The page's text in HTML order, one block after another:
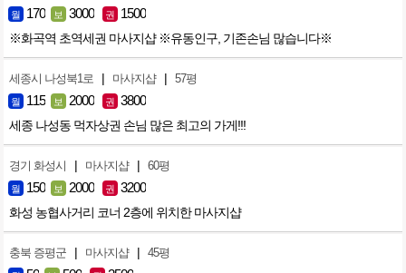
월 170 보 3000 권 1500
※화곡역 초역세권 마사지샵 ※유동인구, 기존손님 많습니다※
세종시 나성북1로 | 마사지샵 | 57평
월 115 보 2000 권 3800
세종 나성동 먹자상권 손님 많은 최고의 가게!!!
경기 화성시 | 마사지샵 | 60평
월 150 보 2000 권 3200
화성 농협사거리 코너 2층에 위치한 마사지샵
충북 증평군 | 마사지샵 | 45평